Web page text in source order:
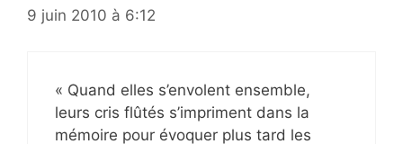
9 juin 2010 à 6:12
« Quand elles s’envolent ensemble,
leurs cris flûtés s’impriment dans la
mémoire pour évoquer plus tard les